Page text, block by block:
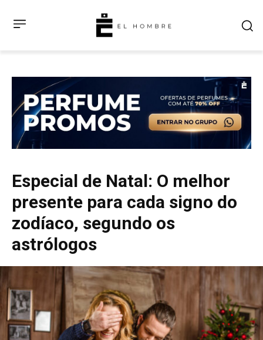
Especial de Natal: O melhor
presente para cada signo do
zodíaco, segundo os
astrólogos